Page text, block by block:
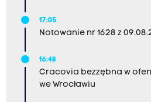
17:05
Notowanie nr 1628 z
16:48
Cracovia bezzębna w
we Wrocławiu